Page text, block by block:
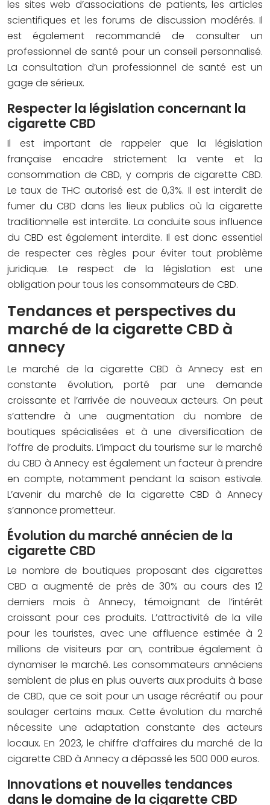
les sites web d’associations de patients, les articles
scientifiques et les forums de discussion modérés. Il
est également recommandé de consulter un
professionnel de santé pour un conseil personnalisé.
La consultation d’un professionnel de santé est un
gage de sérieux.
Respecter la législation concernant la
cigarette CBD
Il est important de rappeler que la législation
française encadre strictement la vente et la
consommation de CBD, y compris de cigarette CBD.
Le taux de THC autorisé est de 0,3%. Il est interdit de
fumer du CBD dans les lieux publics où la cigarette
traditionnelle est interdite. La conduite sous influence
du CBD est également interdite. Il est donc essentiel
de respecter ces règles pour éviter tout problème
juridique. Le respect de la législation est une
obligation pour tous les consommateurs de CBD.
Tendances et perspectives du
marché de la cigarette CBD à
annecy
Le marché de la cigarette CBD à Annecy est en
constante évolution, porté par une demande
croissante et l’arrivée de nouveaux acteurs. On peut
s’attendre à une augmentation du nombre de
boutiques spécialisées et à une diversification de
l’offre de produits. L’impact du tourisme sur le marché
du CBD à Annecy est également un facteur à prendre
en compte, notamment pendant la saison estivale.
L’avenir du marché de la cigarette CBD à Annecy
s’annonce prometteur.
Évolution du marché annécien de la
cigarette CBD
Le nombre de boutiques proposant des cigarettes
CBD a augmenté de près de 30% au cours des 12
derniers mois à Annecy, témoignant de l’intérêt
croissant pour ces produits. L’attractivité de la ville
pour les touristes, avec une affluence estimée à 2
millions de visiteurs par an, contribue également à
dynamiser le marché. Les consommateurs annéciens
semblent de plus en plus ouverts aux produits à base
de CBD, que ce soit pour un usage récréatif ou pour
soulager certains maux. Cette évolution du marché
nécessite une adaptation constante des acteurs
locaux. En 2023, le chiffre d’affaires du marché de la
cigarette CBD à Annecy a dépassé les 500 000 euros.
Innovations et nouvelles tendances
dans le domaine de la cigarette CBD